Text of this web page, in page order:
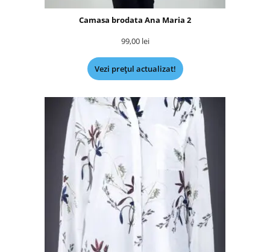
Camasa brodata Ana Maria 2
99,00 lei
Vezi prețul actualizat!